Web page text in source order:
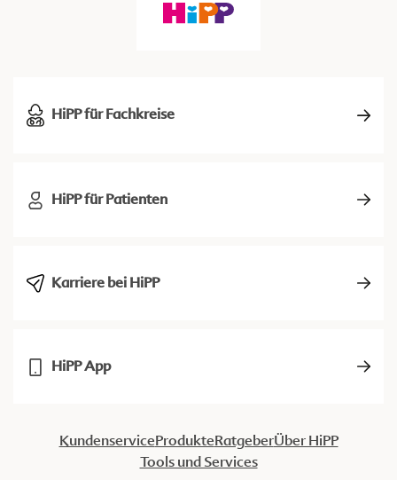
HiPP für Fachkreise
HiPP für Patienten
Karriere bei HiPP
HiPP App
KundenserviceProdukteRatgeberÜber HiPP
Tools und Services